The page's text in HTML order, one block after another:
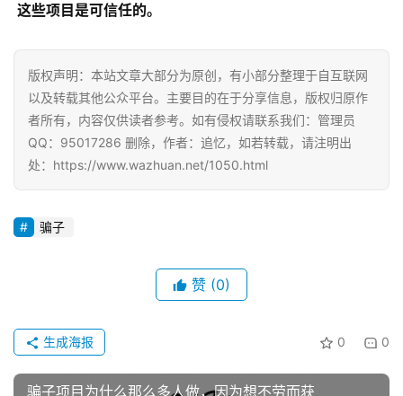
页
赚
评
A
P
P
这些项目是可信任的。
版权声明：本站文章大部分为原创，有小部分整理于自互联网
以及转载其他公众平台。主要目的在于分享信息，版权归原作
者所有，内容仅供读者参考。如有侵权请联系我们：管理员
QQ：95017286 删除，作者：追忆，如若转载，请注明出
处：https://www.wazhuan.net/1050.html
骗子
赞 (0)
0 0
生成海报
骗子项目为什么那么多人做，因为想不劳而获